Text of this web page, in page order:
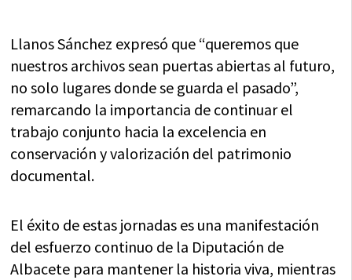
Llanos Sánchez expresó que “queremos que
nuestros archivos sean puertas abiertas al futuro,
no solo lugares donde se guarda el pasado”,
remarcando la importancia de continuar el
trabajo conjunto hacia la excelencia en
conservación y valorización del patrimonio
documental.
El éxito de estas jornadas es una manifestación
del esfuerzo continuo de la Diputación de
Albacete para mantener la historia viva, mientras